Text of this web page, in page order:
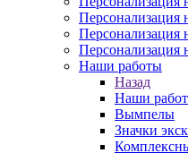
Персонализация
Персонализация
Персонализация
Наши работы
Назад
Наши
Вымпелы
Значки